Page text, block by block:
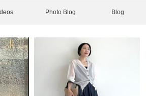
Photo Blog Blog